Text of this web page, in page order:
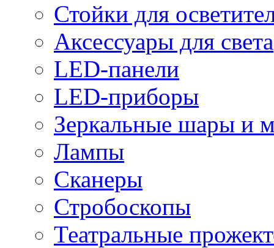
Стойки для
Аксессуары для света
LED-панели
LED-приборы
Зеркальные шары и
Лампы
Сканеры
Стробоскопы
Театральные